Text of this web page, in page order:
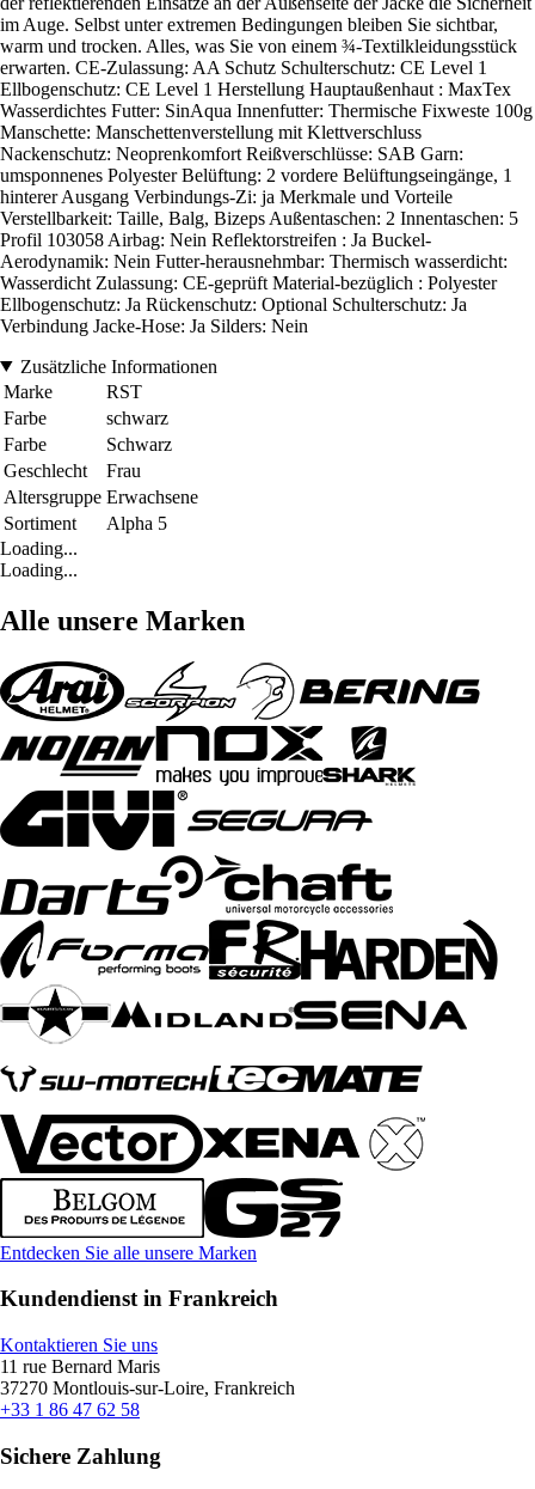
im Auge. Selbst unter extremen Bedingungen bleiben Sie sichtbar,
warm und trocken. Alles, was Sie von einem ¾-Textilkleidungsstück
erwarten. CE-Zulassung: AA Schutz Schulterschutz: CE Level 1
Ellbogenschutz: CE Level 1 Herstellung Hauptaußenhaut : MaxTex
Wasserdichtes Futter: SinAqua Innenfutter: Thermische Fixweste 100g
Manschette: Manschettenverstellung mit Klettverschluss
Nackenschutz: Neoprenkomfort Reißverschlüsse: SAB Garn:
umsponnenes Polyester Belüftung: 2 vordere Belüftungseingänge, 1
hinterer Ausgang Verbindungs-Zi: ja Merkmale und Vorteile
Verstellbarkeit: Taille, Balg, Bizeps Außentaschen: 2 Innentaschen: 5
Profil 103058 Airbag: Nein Reflektorstreifen : Ja Buckel-
Aerodynamik: Nein Futter-herausnehmbar: Thermisch wasserdicht:
Wasserdicht Zulassung: CE-geprüft Material-bezüglich : Polyester
Ellbogenschutz: Ja Rückenschutz: Optional Schulterschutz: Ja
Verbindung Jacke-Hose: Ja Silders: Nein
Zusätzliche Informationen
Marke
RST
Farbe
schwarz
Farbe
Schwarz
Geschlecht
Frau
Altersgruppe Erwachsene
Sortiment
Alpha 5
Loading...
Loading...
Alle unsere Marken
Entdecken Sie alle unsere Marken
Kundendienst in Frankreich
Kontaktieren Sie uns
11 rue Bernard Maris
37270 Montlouis-sur-Loire, Frankreich
+33 1 86 47 62 58
Sichere Zahlung